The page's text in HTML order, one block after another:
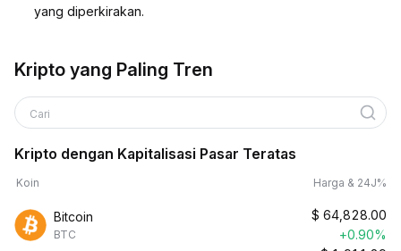
yang diperkirakan.
Kripto yang Paling Tren
Cari
Kripto dengan Kapitalisasi Pasar Teratas
Koin Harga & 24J%
Bitcoin
BTC
$ 64,828.00
+0.90%